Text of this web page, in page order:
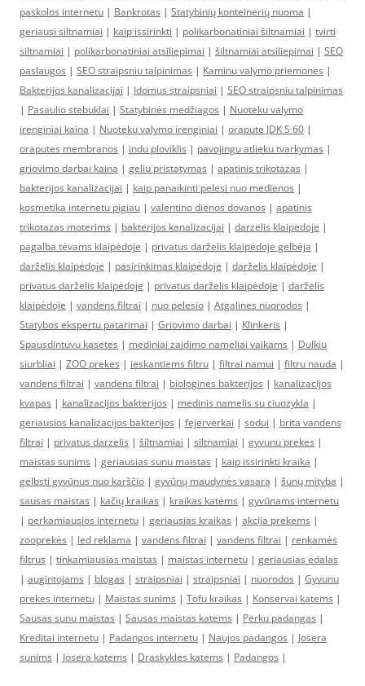
paskolos internetu | Bankrotas | Statybinių konteinerių nuoma |
geriausi siltnamiai | kaip issirinkti | polikarbonatiniai šiltnamiai | tvirti
siltnamiai | polikarbonatiniai atsiliepimai | šiltnamiai atsiliepimai | SEO
paslaugos | SEO straipsniu talpinimas | Kaminu valymo priemones |
Bakterijos kanalizacijai | Idomus straipsniai | SEO straipsniu talpinimas
| Pasaulio stebuklai | Statybinės medžiagos | Nuoteku valymo
irenginiai kaina | Nuoteku valymo irenginiai | orapute JDK S 60 |
oraputes membranos | indu ploviklis | pavojingu atlieku tvarkymas |
griovimo darbai kaina | geliu pristatymas | apatinis trikotazas |
bakterijos kanalizacijai | kaip panaikinti pelesi nuo medienos |
kosmetika internetu pigiau | valentino dienos dovanos | apatinis
trikotazas moterims | bakterijos kanalizacijai | darzelis klaipedoje |
pagalba tėvams klaipėdoje | privatus darželis klaipėdoje gelbėja |
darželis klaipėdoje | pasirinkimas klaipėdoje | darželis klaipėdoje |
privatus darželis klaipėdoje | privatus darželis klaipėdoje | darželis
klaipėdoje | vandens filtrai | nuo pelesio | Atgalines nuorodos |
Statybos ekspertu patarimai | Griovimo darbai | Klinkeris |
Spausdintuvu kasetes | mediniai zaidimo nameliai vaikams | Dulkiu
siurbliai | ZOO prekes | ieskantiems filtru | filtrai namui | filtru nauda |
vandens filtrai | vandens filtrai | biologinės bakterijos | kanalizacijos
kvapas | kanalizacijos bakterijos | medinis namelis su ciuozykla |
geriausios kanalizacijos bakterijos | fejerverkai | sodui | brita vandens
filtrai | privatus darzelis | šiltnamiai | siltnamiai | gyvunu prekes |
maistas sunims | geriausias sunu maistas | kaip issirinkti kraika |
gelbsti gyvūnus nuo karščio | gyvūnų maudynės vasarą | šunų mityba |
sausas maistas | kačių kraikas | kraikas katėms | gyvūnams internetu
| perkamiausios internetu | geriausias kraikas | akcija prekems |
zooprekės | led reklama | vandens filtrai | vandens filtrai | renkamės
filtrus | tinkamiausias maistas | maistas internetu | geriausias ėdalas
| augintojams | blogas | straipsniai | straipsniai | nuorodos | Gyvunu
prekes internetu | Maistas sunims | Tofu kraikas | Konservai katems |
Sausas sunu maistas | Sausas maistas katems | Perku padangas |
Kreditai internetu | Padangos internetu | Naujos padangos | Josera
sunims | Josera katems | Draskykles katems | Padangos |